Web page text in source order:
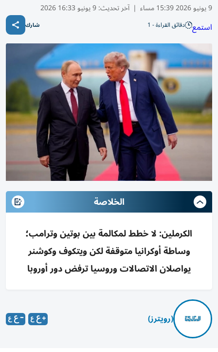
9 يونيو 2026 15:39 مساء | آخر تحديث:9 يونيو 16:33 2026
استمع دقائق القراءة - 1 شارك
الخلاصة
الكرملين: لا خطط لمكالمة بين بوتين وترامب؛
وساطة أوكرانيا متوقفة لكن ويتكوف وكوشنر
يواصلان الاتصالات وروسيا ترفض دور أوروبا
(رويترز)